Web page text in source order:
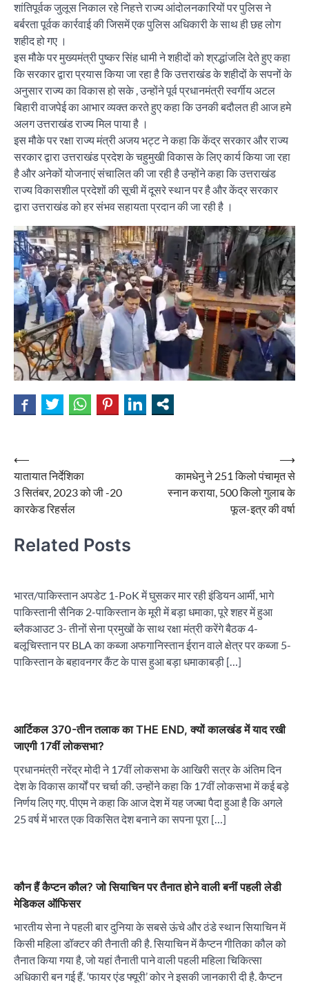
शांतिपूर्वक जुलूस निकाल रहे निहत्ते राज्य आंदोलनकारियों पर पुलिस ने
बर्बरता पूर्वक कार्रवाई की जिसमें एक पुलिस अधिकारी के साथ ही छह लोग
शहीद हो गए ।
इस मौके पर मुख्यमंत्री पुष्कर सिंह धामी ने शहीदों को श्रद्धांजलि देते हुए कहा
कि सरकार द्वारा प्रयास किया जा रहा है कि उत्तराखंड के शहीदों के सपनों के
अनुसार राज्य का विकास हो सके , उन्होंने पूर्व प्रधानमंत्री स्वर्गीय अटल
बिहारी वाजपेई का आभार व्यक्त करते हुए कहा कि उनकी बदौलत ही आज हमे
अलग उत्तराखंड राज्य मिल पाया है ।
इस मौके पर रक्षा राज्य मंत्री अजय भट्ट ने कहा कि केंद्र सरकार और राज्य
सरकार द्वारा उत्तराखंड प्रदेश के चहुमुखी विकास के लिए कार्य किया जा रहा
है और अनेकों योजनाएं संचालित की जा रही है उन्होंने कहा कि उत्तराखंड
राज्य विकासशील प्रदेशों की सूची में दूसरे स्थान पर है और केंद्र सरकार
द्वारा उत्तराखंड को हर संभव सहायता प्रदान की जा रही है ।
Post
navigation
⟵
यातायात निर्देशिका
3 सितंबर, 2023 को जी -20
कारकेड रिहर्सल
कामधेनु ने 251 किलो पंचामृत से
स्नान कराया, 500 किलो गुलाब के
फूल-इत्र की वर्षा
⟶
Related Posts
भारत/पाकिस्तान अपडेट 1-PoK में घुसकर मार रही इंडियन आर्मी, भागे
पाकिस्तानी सैनिक 2-पाकिस्तान के मूरी में बड़ा धमाका, पूरे शहर में हुआ
ब्लैकआउट 3- तीनों सेना प्रमुखों के साथ रक्षा मंत्री करेंगे बैठक 4-
बलूचिस्तान पर BLA का कब्जा अफगानिस्तान ईरान वाले क्षेत्र पर कब्जा 5-
पाकिस्तान के बहावनगर कैंट के पास हुआ बड़ा धमाकाबड़ी […]
आर्टिकल 370-तीन तलाक का THE END, क्यों कालखंड में याद रखी
जाएगी 17वीं लोकसभा?
प्रधानमंत्री नरेंद्र मोदी ने 17वीं लोकसभा के आखिरी सत्र के अंतिम दिन
देश के विकास कार्यों पर चर्चा की. उन्होंने कहा कि 17वीं लोकसभा में कई बड़े
निर्णय लिए गए. पीएम ने कहा कि आज देश में यह जज्बा पैदा हुआ है कि अगले
25 वर्ष में भारत एक विकसित देश बनाने का सपना पूरा […]
कौन हैं कैप्‍टन कौल? जो सियाचिन पर तैनात होने वाली बनीं पहली लेडी
मेडिकल ऑफिसर
भारतीय सेना ने पहली बार दुनिया के सबसे ऊंचे और ठंडे स्थान सियाचिन में
किसी महिला डॉक्टर की तैनाती की है. सियाचिन में कैप्टन गीतिका कौल को
तैनात किया गया है, जो यहां तैनाती पाने वाली पहली महिला चिकित्सा
अधिकारी बन गई हैं. ‘फायर एंड फ्यूरी’ कोर ने इसकी जानकारी दी है. कैप्टन